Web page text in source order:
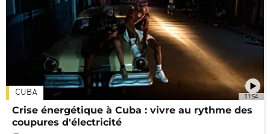
01:54
CUBA
Crise énergétique à Cuba : vivre au rythme des
coupures d'électricité